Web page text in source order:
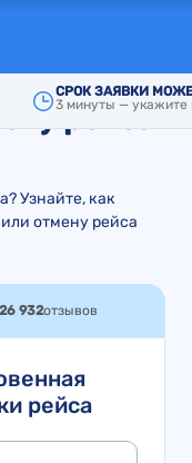
СРОК ЗАЯВКИ
3 минуты — укажите
за
рейса
Узнайте, как
отмену рейса
26 932отзывов
рейса